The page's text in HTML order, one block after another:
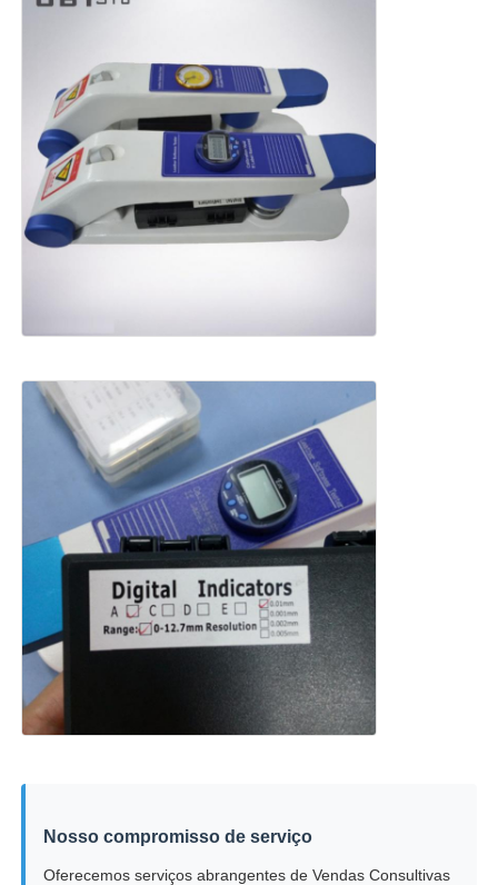
Controlador da temperatura e da umidade
verificador da dureza
Nosso compromisso de serviço
Oferecemos serviços abrangentes de Vendas Consultivas